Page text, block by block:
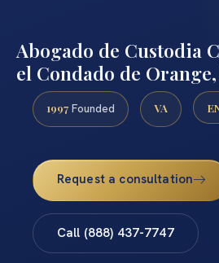
Abogado de Custodia
el Condado de Orange,
1997 Founded VA
Request a consultation
Call (888) 437-7747